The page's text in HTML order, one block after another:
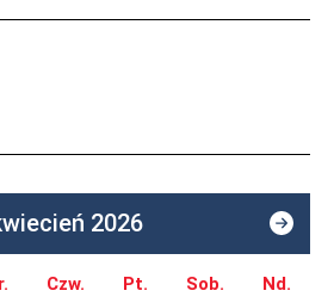
2026
Czw. Pt. Sob. Nd.